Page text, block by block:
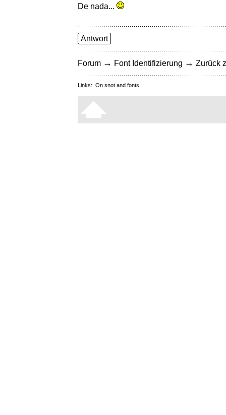
De nada...
Antwort
Forum → Font Identifizierung → Zurück
Links: On snot and fonts